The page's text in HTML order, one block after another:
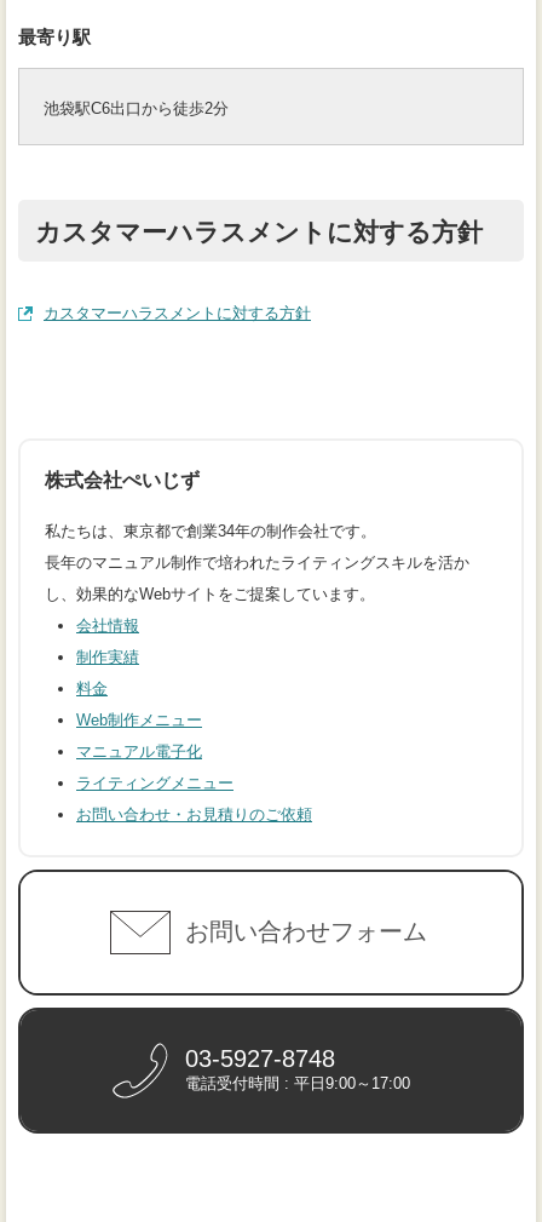
最寄り駅
池袋駅C6出口から徒歩2分
カスタマーハラスメントに対する方針
カスタマーハラスメントに対する方針（別タブで開きます）
株式会社ぺいじず
私たちは、東京都で創業34年の制作会社です。
長年のマニュアル制作で培われたライティングスキルを活か
し、効果的なWebサイトをご提案しています。
会社情報
制作実績
料金
Web制作メニュー
マニュアル電子化
ライティングメニュー
お問い合わせ・お見積りのご依頼
お問い合わせフォーム
03-5927-8748
電話受付時間 : 平日9:00～17:00